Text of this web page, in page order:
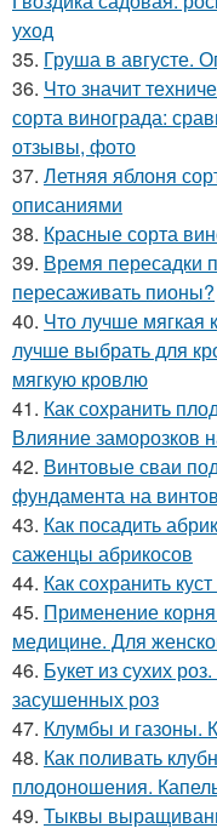
уход
35. Груша в августе.
36. Что значит
сорта винограда:
отзывы, фото
37. Летняя яблоня
описаниями
38. Красные сорта
39. Время пересадки
пересаживать пионы?
40. Что лучше мягкая
лучше выбрать для
мягкую кровлю
41. Как сохранить
Влияние заморозков
42. Винтовые сваи
фундамента на
43. Как посадить
саженцы абрикосов
44. Как сохранить
45. Применение
медицине. Для
46. Букет из сухих
засушенных роз
47. Клумбы и газоны.
48. Как поливать
плодоношения.
49. Тыквы